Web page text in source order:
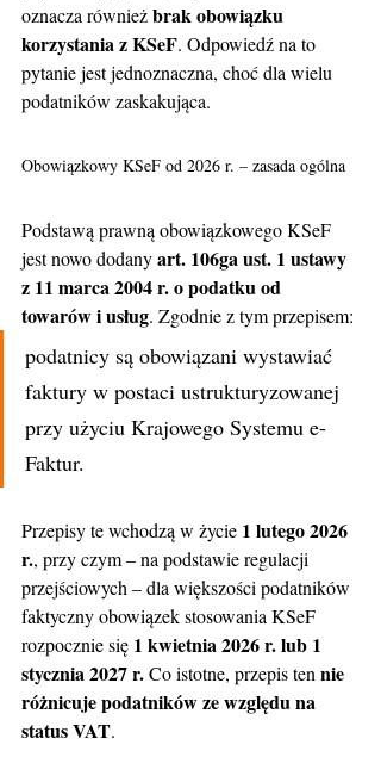
oznacza również brak obowiązku
korzystania z KSeF. Odpowiedź na to
pytanie jest jednoznaczna, choć dla wielu
podatników zaskakująca.
Obowiązkowy KSeF od 2026 r. – zasada ogólna
Podstawą prawną obowiązkowego KSeF
jest nowo dodany art. 106ga ust. 1 ustawy
z 11 marca 2004 r. o podatku od
towarów i usług. Zgodnie z tym przepisem:
podatnicy są obowiązani wystawiać
faktury w postaci ustrukturyzowanej
przy użyciu Krajowego Systemu e-
Faktur.
Przepisy te wchodzą w życie 1 lutego 2026
r., przy czym – na podstawie regulacji
przejściowych – dla większości podatników
faktyczny obowiązek stosowania KSeF
rozpocznie się 1 kwietnia 2026 r. lub 1
stycznia 2027 r. Co istotne, przepis ten nie
różnicuje podatników ze względu na
status VAT.